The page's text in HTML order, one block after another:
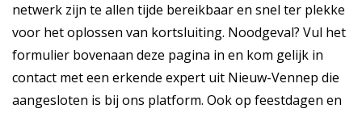
netwerk zijn te allen tijde bereikbaar en snel ter plekke
voor het oplossen van kortsluiting. Noodgeval? Vul het
formulier bovenaan deze pagina in en kom gelijk in
contact met een erkende expert uit Nieuw-Vennep die
aangesloten is bij ons platform. Ook op feestdagen en